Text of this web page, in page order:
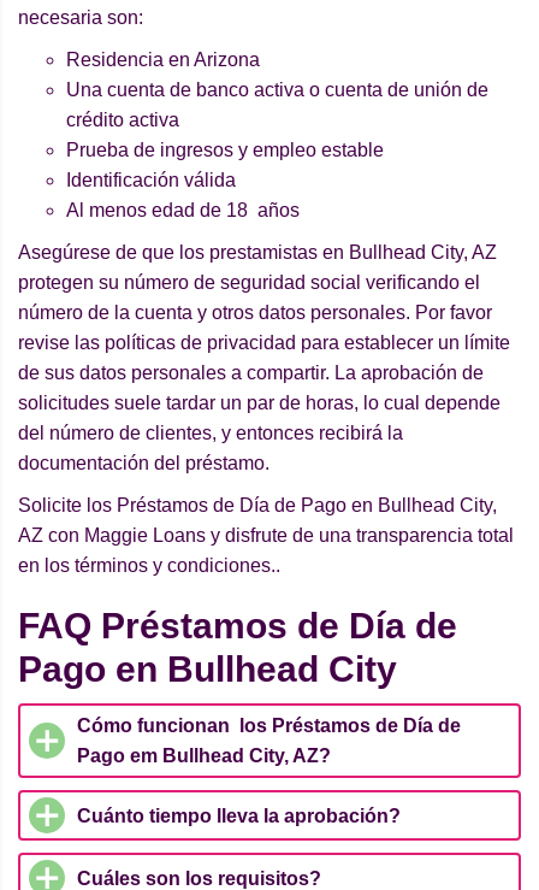
necesaria son:
Residencia en Arizona
Una cuenta de banco activa o cuenta de unión de
crédito activa
Prueba de ingresos y empleo estable
Identificación válida
Al menos edad de 18 años
Asegúrese de que los prestamistas en Bullhead City, AZ
protegen su número de seguridad social verificando el
número de la cuenta y otros datos personales. Por favor
revise las políticas de privacidad para establecer un límite
de sus datos personales a compartir. La aprobación de
solicitudes suele tardar un par de horas, lo cual depende
del número de clientes, y entonces recibirá la
documentación del préstamo.
Solicite los Préstamos de Día de Pago en Bullhead City,
AZ con Maggie Loans y disfrute de una transparencia total
en los términos y condiciones..
FAQ Préstamos de Día de
Pago en Bullhead City
Cómo funcionan los Préstamos de Día de
Pago em Bullhead City, AZ?
Cuánto tiempo lleva la aprobación?
Cuáles son los requisitos?